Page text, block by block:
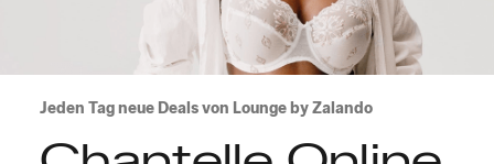
Jeden Tag neue Deals von Lounge by Zalando